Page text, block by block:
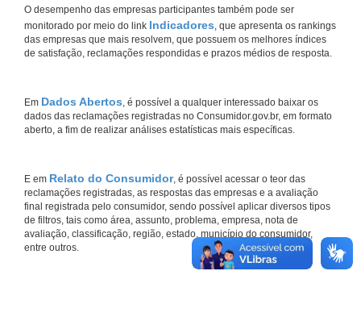
O desempenho das empresas participantes também pode ser
monitorado por meio do link Indicadores, que apresenta os rankings
das empresas que mais resolvem, que possuem os melhores índices
de satisfação, reclamações respondidas e prazos médios de resposta.
Em Dados Abertos, é possível a qualquer interessado baixar os
dados das reclamações registradas no Consumidor.gov.br, em formato
aberto, a fim de realizar análises estatísticas mais específicas.
E em Relato do Consumidor, é possível acessar o teor das
reclamações registradas, as respostas das empresas e a avaliação
final registrada pelo consumidor, sendo possível aplicar diversos tipos
de filtros, tais como área, assunto, problema, empresa, nota de
avaliação, classificação, região, estado, município do consumidor,
entre outros.